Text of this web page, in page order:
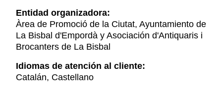
Entidad organizadora:
Àrea de Promoció de la Ciutat, Ayuntamiento de
La Bisbal d'Empordà y Asociación d'Antiquaris i
Brocanters de La Bisbal
Idiomas de atención al cliente:
Catalán, Castellano